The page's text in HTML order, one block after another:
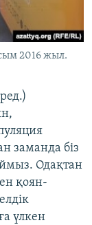
2016 жыл.
заманда біз
Одақтан
қоян-
үлкен